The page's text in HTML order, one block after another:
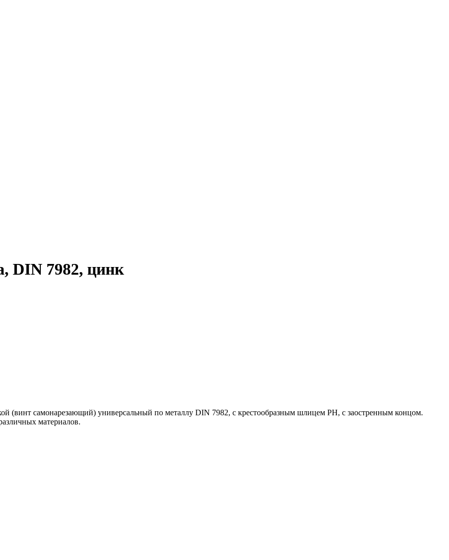
DIN 7982, цинк
(винт самонарезающий) универсальный по металлу DIN 7982, с крестообразным шлицем PH, с заостренным концом.
материалов.